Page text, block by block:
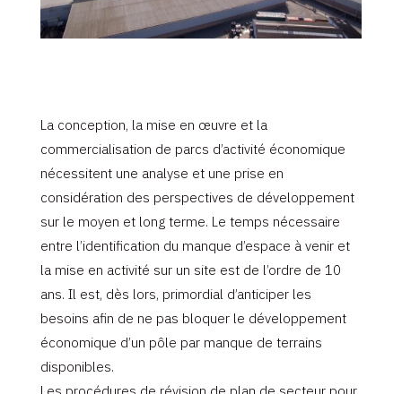
La conception, la mise en œuvre et la
commercialisation de parcs d’activité économique
nécessitent une analyse et une prise en
considération des perspectives de développement
sur le moyen et long terme. Le temps nécessaire
entre l’identification du manque d’espace à venir et
la mise en activité sur un site est de l’ordre de 10
ans. Il est, dès lors, primordial d’anticiper les
besoins afin de ne pas bloquer le développement
économique d’un pôle par manque de terrains
disponibles.